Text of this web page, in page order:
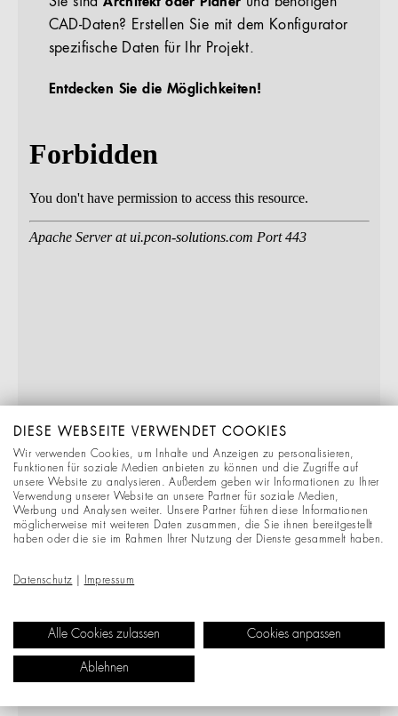
CAD-Daten? Erstellen Sie mit dem Konfigurator
spezifische Daten für Ihr Projekt.
Entdecken Sie die Möglichkeiten!
DIESE WEBSEITE VERWENDET COOKIES
Wir verwenden Cookies, um Inhalte und Anzeigen zu personalisieren,
Funktionen für soziale Medien anbieten zu können und die Zugriffe auf
unsere Website zu analysieren. Außerdem geben wir Informationen zu Ihrer
Verwendung unserer Website an unsere Partner für soziale Medien,
Werbung und Analysen weiter. Unsere Partner führen diese Informationen
möglicherweise mit weiteren Daten zusammen, die Sie ihnen bereitgestellt
haben oder die sie im Rahmen Ihrer Nutzung der Dienste gesammelt haben.
Datenschutz Impressum
Alle Cookies zulassen Cookies anpassen
Ablehnen